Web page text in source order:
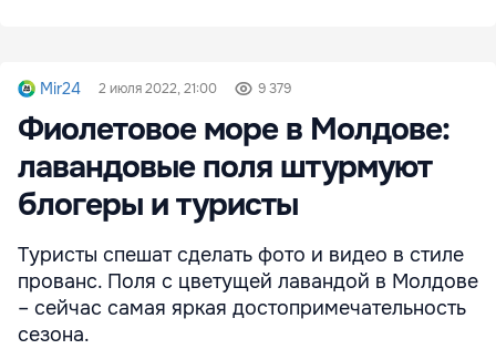
Mir24 2 июля 2022, 21:00 9 379
Фиолетовое море в Молдове:
лавандовые поля штурмуют
блогеры и туристы
Туристы спешат сделать фото и видео в стиле
прованс. Поля с цветущей лавандой в Молдове
– сейчас самая яркая достопримечательность
сезона.